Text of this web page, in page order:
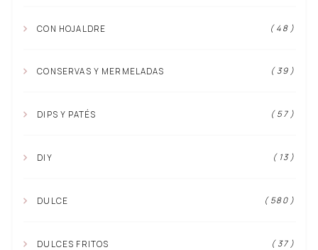
CON HOJALDRE ( 48 )
CONSERVAS Y MERMELADAS ( 39 )
DIPS Y PATÉS ( 57 )
DIY ( 13 )
DULCE ( 580 )
DULCES FRITOS ( 37 )